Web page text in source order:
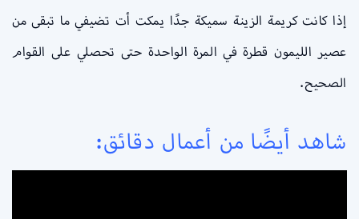
إذا كانت كريمة الزينة سميكة جدًا يمكت أت تضيفي ما تبقى من
عصير الليمون قطرة في المرة الواحدة حتى تحصلي على القوام
الصحيح.
شاهد أيضًا من أعمال دقائق: